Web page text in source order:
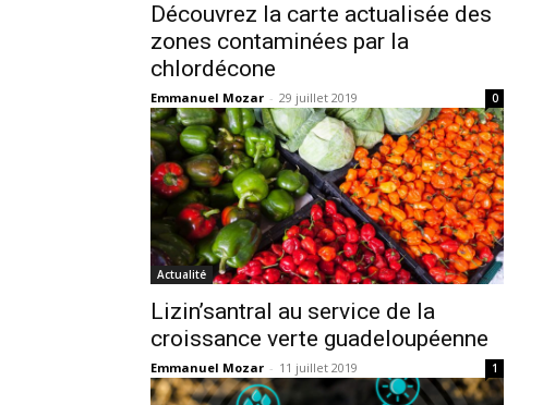
Découvrez la carte actualisée des
zones contaminées par la
chlordécone
Emmanuel Mozar - 29 juillet 2019 0
Actualité
Lizin’santral au service de la
croissance verte guadeloupéenne
Emmanuel Mozar - 11 juillet 2019 1